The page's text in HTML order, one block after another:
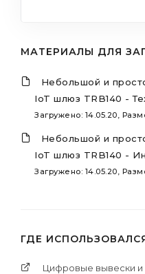
МАТЕРИАЛЫ ДЛЯ
Небольшой и
IoT шлюз TRB140 -
Загружено: 14.05.20,
Небольшой и
IoT шлюз TRB140 -
Загружено: 14.05.20,
ГДЕ
Цифровые вывески и